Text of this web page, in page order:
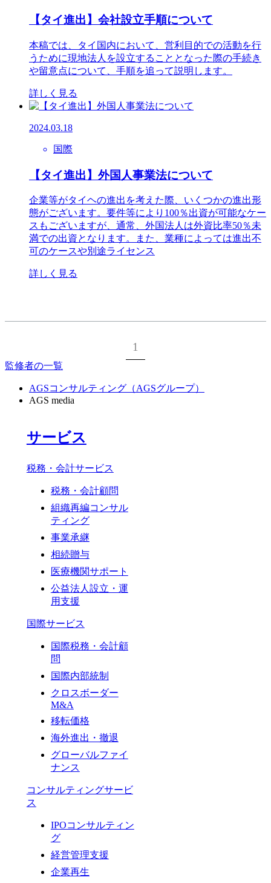
【タイ進出】会社設立手順について
本稿では、タイ国内において、営利目的での活動を行
うために現地法人を設立することとなった際の手続き
や留意点について、手順を追って説明します。
詳しく見る
2024.03.18
国際
【タイ進出】外国人事業法について
企業等がタイヘの進出を考えた際、いくつかの進出形
態がございます。要件等により100％出資が可能なケー
スもございますが、通常、外国法人は外資比率50％未
満での出資となります。また、業種によっては進出不
可のケースや別途ライセンス
詳しく見る
1
監修者の一覧
AGSコンサルティング（AGSグループ）
AGS media
サービス
税務・会計サービス
税務・会計顧問
組織再編コンサル
ティング
事業承継
相続贈与
医療機関サポート
公益法人設立・運
用支援
国際サービス
国際税務・会計顧
問
国際内部統制
クロスボーダー
M&A
移転価格
海外進出・撤退
グローバルファイ
ナンス
コンサルティングサービ
ス
IPOコンサルティン
グ
経営管理支援
企業再生